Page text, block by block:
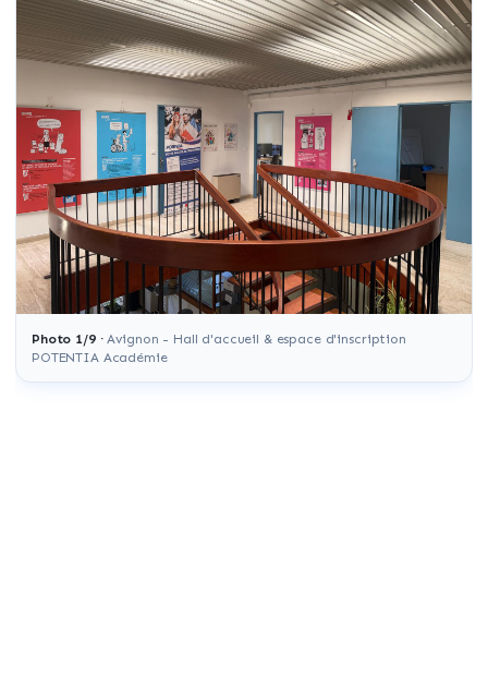
Photo 1/9·Avignon - Hall d'accueil & espace d'inscription
POTENTIA Académie